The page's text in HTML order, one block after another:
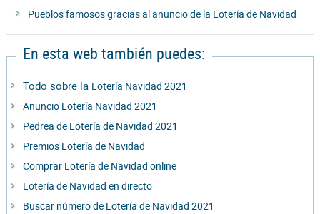
Pueblos famosos gracias al anuncio de la Lotería de Navidad
En esta web también puedes:
Todo sobre la Lotería Navidad 2021
Anuncio Lotería Navidad 2021
Pedrea de Lotería de Navidad 2021
Premios Lotería de Navidad
Comprar Lotería de Navidad online
Lotería de Navidad en directo
Buscar número de Lotería de Navidad 2021